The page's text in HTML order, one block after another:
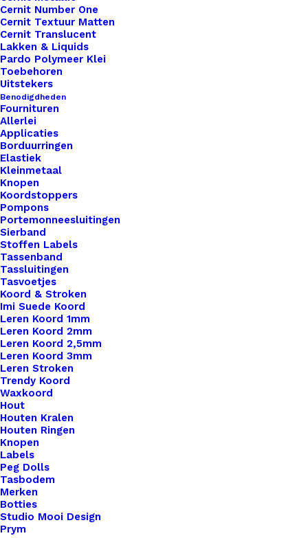
Cernit Number One
Cernit Textuur Matten
Cernit Translucent
Lakken & Liquids
Pardo Polymeer Klei
Toebehoren
Uitstekers
Benodigdheden
Fournituren
Allerlei
Applicaties
Borduurringen
Elastiek
Kleinmetaal
Knopen
Koordstoppers
Pompons
Portemonneesluitingen
Sierband
Stoffen Labels
Tassenband
Tassluitingen
Tasvoetjes
Koord & Stroken
Imi Suede Koord
Leren Koord 1mm
Leren Koord 2mm
Leren Koord 2,5mm
Leren Koord 3mm
Leren Stroken
Trendy Koord
Waxkoord
Hout
Houten Kralen
Houten Ringen
Knopen
Labels
Peg Dolls
Tasbodem
Merken
Botties
Studio Mooi Design
Prym
Nog meer leuks!
€